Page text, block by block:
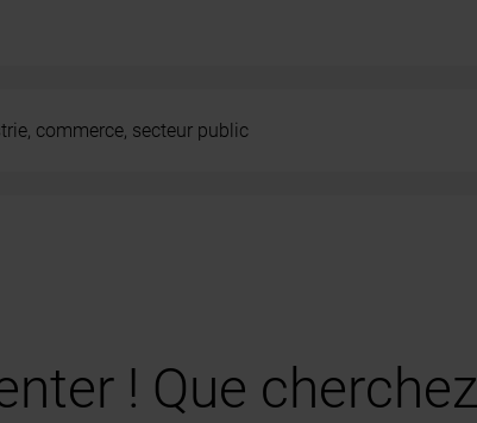
commerce, secteur public
! Que